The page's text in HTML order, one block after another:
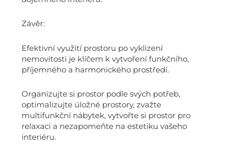
Závěr:
Efektivní využití prostoru po vyklizení
nemovitosti je klíčem k vytvoření funkčního,
příjemného a harmonického prostředí.
Organizujte si prostor podle svých potřeb,
optimalizujte úložné prostory, zvažte
multifunkční nábytek, vytvořte si prostor pro
relaxaci a nezapomeňte na estetiku vašeho
interiéru.